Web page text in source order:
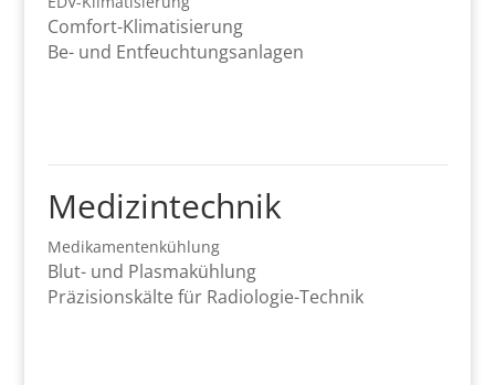
Comfort-Klimatisierung
Be- und Entfeuchtungsanlagen
Medizintechnik
Medikamentenkühlung
Blut- und Plasmakühlung
Präzisionskälte für Radiologie-Technik